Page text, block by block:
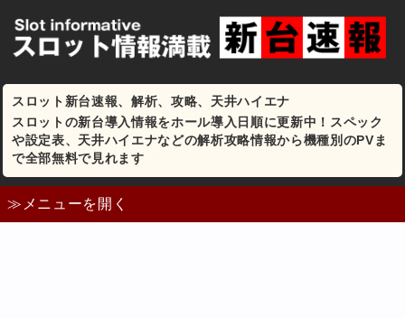
スロット新台速報、解析、攻略、天井ハイエナ
スロットの新台導入情報をホール導入日順に更新中！スペック
や設定表、天井ハイエナなどの解析攻略情報から機種別のPVま
で全部無料で見れます
≫メニューを開く